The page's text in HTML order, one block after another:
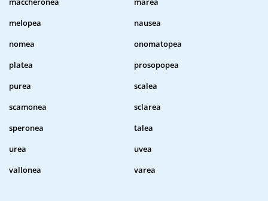
melopea
nausea
nomea
onomatopea
platea
prosopopea
purea
scalea
scamonea
sclarea
speronea
talea
urea
uvea
vallonea
varea